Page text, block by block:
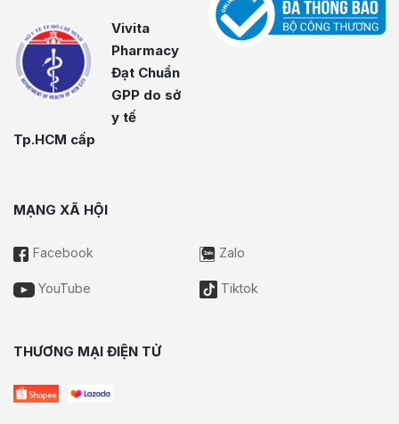
Vivita
Pharmacy
Đạt Chuẩn
GPP do sở
y tế
Tp.HCM cấp
MẠNG XÃ HỘI
Facebook Zalo
YouTube Tiktok
THƯƠNG MẠI ĐIỆN TỬ